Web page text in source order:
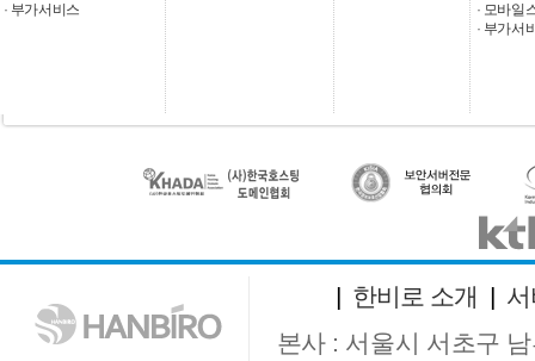
· 부가서비스
· 모바일
· 부가서
| 한비로 소개 |
본사 : 서울시 서초구